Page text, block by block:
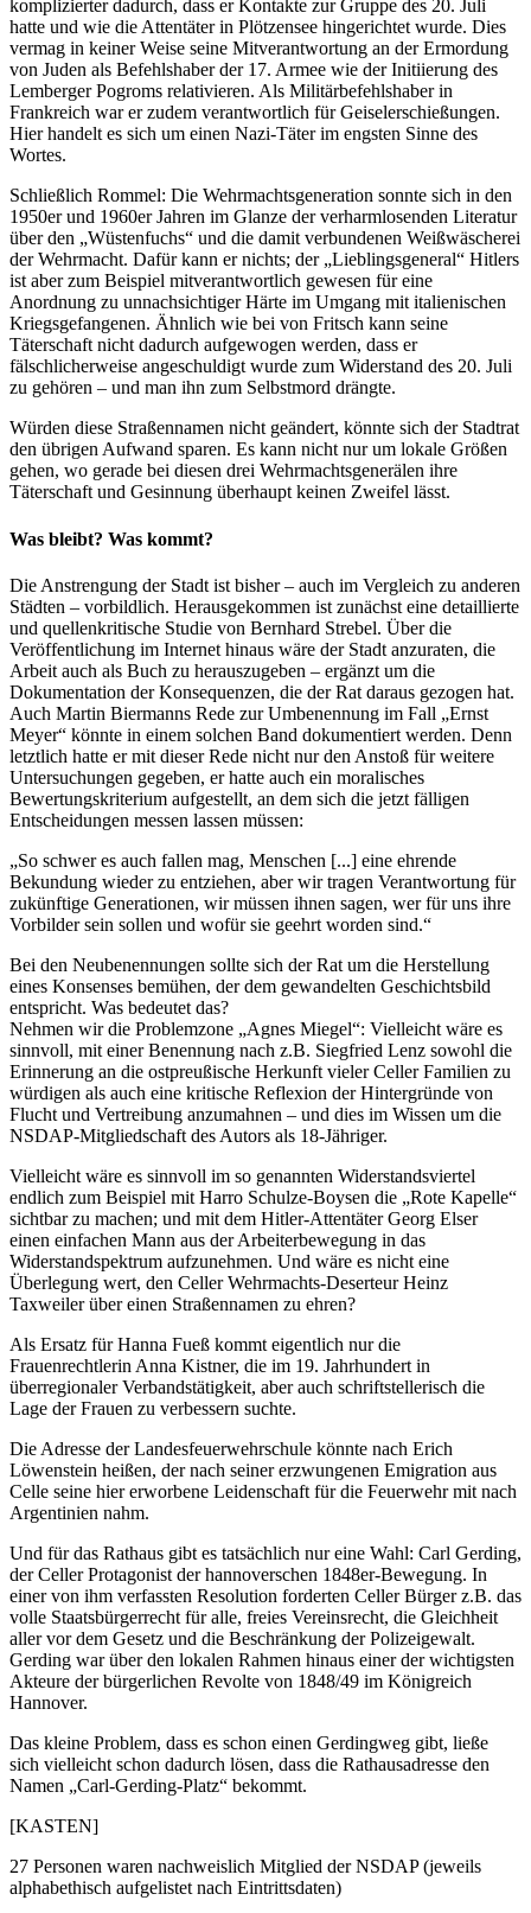
komplizierter dadurch, dass er Kontakte zur Gruppe des 20. Juli
hatte und wie die Attentäter in Plötzensee hingerichtet wurde. Dies
vermag in keiner Weise seine Mitverantwortung an der Ermordung
von Juden als Befehlshaber der 17. Armee wie der Initiierung des
Lemberger Pogroms relativieren. Als Militärbefehlshaber in
Frankreich war er zudem verantwortlich für Geiselerschießungen.
Hier handelt es sich um einen Nazi-Täter im engsten Sinne des
Wortes.
Schließlich Rommel: Die Wehrmachtsgeneration sonnte sich in den
1950er und 1960er Jahren im Glanze der verharmlosenden Literatur
über den „Wüstenfuchs“ und die damit verbundenen Weißwäscherei
der Wehrmacht. Dafür kann er nichts; der „Lieblingsgeneral“ Hitlers
ist aber zum Beispiel mitverantwortlich gewesen für eine
Anordnung zu unnachsichtiger Härte im Umgang mit italienischen
Kriegsgefangenen. Ähnlich wie bei von Fritsch kann seine
Täterschaft nicht dadurch aufgewogen werden, dass er
fälschlicherweise angeschuldigt wurde zum Widerstand des 20. Juli
zu gehören – und man ihn zum Selbstmord drängte.
Würden diese Straßennamen nicht geändert, könnte sich der Stadtrat
den übrigen Aufwand sparen. Es kann nicht nur um lokale Größen
gehen, wo gerade bei diesen drei Wehrmachtsgenerälen ihre
Täterschaft und Gesinnung überhaupt keinen Zweifel lässt.
Was bleibt? Was kommt?
Die Anstrengung der Stadt ist bisher – auch im Vergleich zu anderen
Städten – vorbildlich. Herausgekommen ist zunächst eine detaillierte
und quellenkritische Studie von Bernhard Strebel. Über die
Veröffentlichung im Internet hinaus wäre der Stadt anzuraten, die
Arbeit auch als Buch zu herauszugeben – ergänzt um die
Dokumentation der Konsequenzen, die der Rat daraus gezogen hat.
Auch Martin Biermanns Rede zur Umbenennung im Fall „Ernst
Meyer“ könnte in einem solchen Band dokumentiert werden. Denn
letztlich hatte er mit dieser Rede nicht nur den Anstoß für weitere
Untersuchungen gegeben, er hatte auch ein moralisches
Bewertungskriterium aufgestellt, an dem sich die jetzt fälligen
Entscheidungen messen lassen müssen:
„So schwer es auch fallen mag, Menschen [...] eine ehrende
Bekundung wieder zu entziehen, aber wir tragen Verantwortung für
zukünftige Generationen, wir müssen ihnen sagen, wer für uns ihre
Vorbilder sein sollen und wofür sie geehrt worden sind.“
Bei den Neubenennungen sollte sich der Rat um die Herstellung
eines Konsenses bemühen, der dem gewandelten Geschichtsbild
entspricht. Was bedeutet das?
Nehmen wir die Problemzone „Agnes Miegel“: Vielleicht wäre es
sinnvoll, mit einer Benennung nach z.B. Siegfried Lenz sowohl die
Erinnerung an die ostpreußische Herkunft vieler Celler Familien zu
würdigen als auch eine kritische Reflexion der Hintergründe von
Flucht und Vertreibung anzumahnen – und dies im Wissen um die
NSDAP-Mitgliedschaft des Autors als 18-Jähriger.
Vielleicht wäre es sinnvoll im so genannten Widerstandsviertel
endlich zum Beispiel mit Harro Schulze-Boysen die „Rote Kapelle“
sichtbar zu machen; und mit dem Hitler-Attentäter Georg Elser
einen einfachen Mann aus der Arbeiterbewegung in das
Widerstandspektrum aufzunehmen. Und wäre es nicht eine
Überlegung wert, den Celler Wehrmachts-Deserteur Heinz
Taxweiler über einen Straßennamen zu ehren?
Als Ersatz für Hanna Fueß kommt eigentlich nur die
Frauenrechtlerin Anna Kistner, die im 19. Jahrhundert in
überregionaler Verbandstätigkeit, aber auch schriftstellerisch die
Lage der Frauen zu verbessern suchte.
Die Adresse der Landesfeuerwehrschule könnte nach Erich
Löwenstein heißen, der nach seiner erzwungenen Emigration aus
Celle seine hier erworbene Leidenschaft für die Feuerwehr mit nach
Argentinien nahm.
Und für das Rathaus gibt es tatsächlich nur eine Wahl: Carl Gerding,
der Celler Protagonist der hannoverschen 1848er-Bewegung. In
einer von ihm verfassten Resolution forderten Celler Bürger z.B. das
volle Staatsbürgerrecht für alle, freies Vereinsrecht, die Gleichheit
aller vor dem Gesetz und die Beschränkung der Polizeigewalt.
Gerding war über den lokalen Rahmen hinaus einer der wichtigsten
Akteure der bürgerlichen Revolte von 1848/49 im Königreich
Hannover.
Das kleine Problem, dass es schon einen Gerdingweg gibt, ließe
sich vielleicht schon dadurch lösen, dass die Rathausadresse den
Namen „Carl-Gerding-Platz“ bekommt.
[KASTEN]
27 Personen waren nachweislich Mitglied der NSDAP (jeweils
alphabethisch aufgelistet nach Eintrittsdaten)